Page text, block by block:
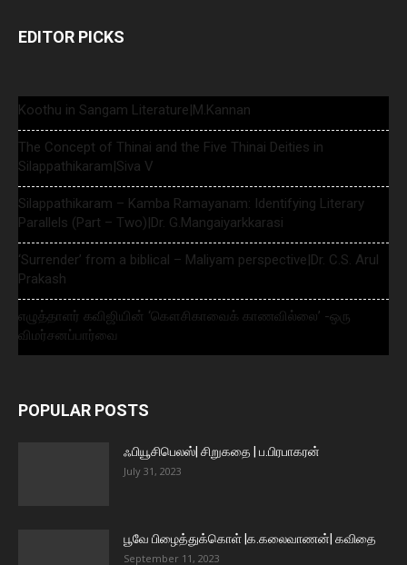
EDITOR PICKS
Koothu in Sangam Literature|M.Kannan
The Concept of Thinai and the Five Thinai Deities in
Silappathikaram|Siva V
Silappathikaram – Kamba Ramayanam: Identifying Literary
Parallels (Part – Two)|Dr. G.Mangaiyarkkarasi
‘Surrender’ from a biblical – Maliyam perspective|Dr. C.S. Arul
Prakash
எழுத்தாளர் கவிஜியின் ‘கௌசிகாவைக் காணவில்லை’ -ஒரு
விமர்சனப்பார்வை
POPULAR POSTS
ஃபியூசிபெலஸ்| சிறுகதை | ப.பிரபாகரன்
July 31, 2023
பூவே பிழைத்துக்கொள் |க.கலைவாணன்| கவிதை
September 11, 2023